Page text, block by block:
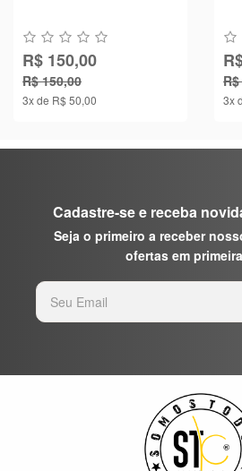
R$ 150,00
R$ 150,00
3x de R$ 50,00 3x
Cadastre-se e receba
Seja o primeiro a receber
ofertas em